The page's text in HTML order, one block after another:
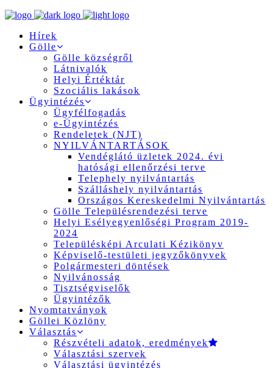
Hírek
Gölle
Gölle községről
Látnivalók
Helyi Értéktár
Szociális lakások
Ügyintézés
Ügyfélfogadás
e-Ügyintézés
Rendeletek (NJT)
NYILVÁNTARTÁSOK
Vendéglátó üzletek 2024. évi
hatósági ellenőrzési terve
Telephely nyilvántartás
Szálláshely nyilvántartás
Országos Kereskedelmi Nyilvántartás
Gölle Településrendezési terve
Helyi Esélyegyenlőségi Program 2019-
2024
Településképi Arculati Kézikönyv
Képviselő-testületi jegyzőkönyvek
Polgármesteri döntések
Nyilvánosság
Tisztségviselők
Ügyintézők
Nyomtatványok
Göllei Közlöny
Választás
Részvételi adatok, eredmények
Választási szervek
Választási ügyintézés